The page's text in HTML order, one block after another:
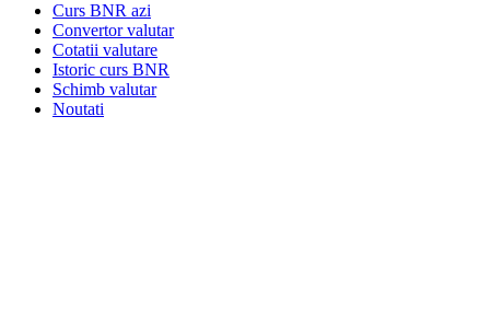
Curs BNR azi
Convertor valutar
Cotatii valutare
Istoric curs BNR
Schimb valutar
Noutati